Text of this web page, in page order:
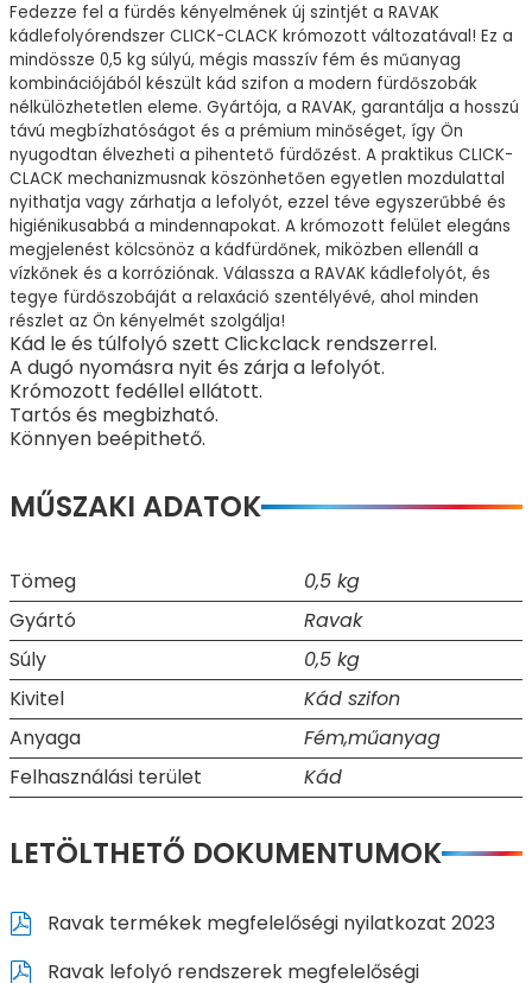
Fedezze fel a fürdés kényelmének új szintjét a RAVAK
kádlefolyórendszer CLICK-CLACK krómozott változatával! Ez a
mindössze 0,5 kg súlyú, mégis masszív fém és műanyag
kombinációjából készült kád szifon a modern fürdőszobák
nélkülözhetetlen eleme. Gyártója, a RAVAK, garantálja a hosszú
távú megbízhatóságot és a prémium minőséget, így Ön
nyugodtan élvezheti a pihentető fürdőzést. A praktikus CLICK-
CLACK mechanizmusnak köszönhetően egyetlen mozdulattal
nyithatja vagy zárhatja a lefolyót, ezzel téve egyszerűbbé és
higiénikusabbá a mindennapokat. A krómozott felület elegáns
megjelenést kölcsönöz a kádfürdőnek, miközben ellenáll a
vízkőnek és a korróziónak. Válassza a RAVAK kádlefolyót, és
tegye fürdőszobáját a relaxáció szentélyévé, ahol minden
részlet az Ön kényelmét szolgálja!
Kád le és túlfolyó szett Clickclack rendszerrel.
A dugó nyomásra nyit és zárja a lefolyót.
Krómozott fedéllel ellátott.
Tartós és megbizható.
Könnyen beépithető.
MŰSZAKI ADATOK
Tömeg
0,5 kg
Gyártó
Ravak
Súly
0,5 kg
Kivitel
Kád szifon
Anyaga
Fém,műanyag
Felhasználási terület
Kád
LETÖLTHETŐ DOKUMENTUMOK
Ravak termékek megfelelőségi nyilatkozat 2023
Ravak lefolyó rendszerek megfelelőségi